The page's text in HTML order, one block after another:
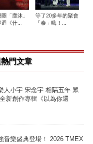
「塵沐」
《什...
等了20多年的聚會
「泰」嗨！...
門文章
人小宇 宋念宇 相隔五年 眾
新創作專輯《以為你還
音樂盛典登場！ 2026 TMEX